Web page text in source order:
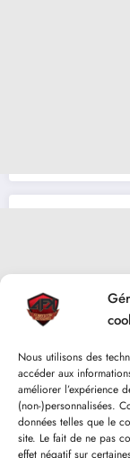
Nous utilisons des
accéder aux
améliorer l’expérience
(non-)personnalisées.
données telles que le
site. Le fait de ne pas
effet négatif sur